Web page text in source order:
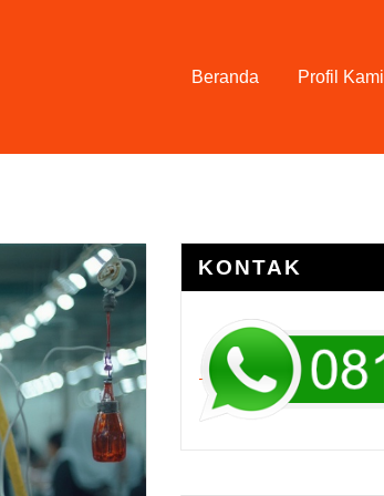
Beranda Profil Kami
KONTAK